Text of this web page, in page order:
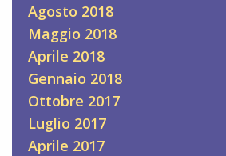
Agosto 2018
Maggio 2018
Aprile 2018
Gennaio 2018
Ottobre 2017
Luglio 2017
Aprile 2017